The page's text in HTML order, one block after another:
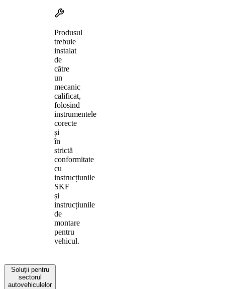
Produsul
trebuie
instalat
de
către
un
mecanic
calificat,
folosind
instrumentele
corecte
și
în
strictă
conformitate
cu
instrucțiunile
SKF
și
instrucțiunile
de
montare
pentru
vehicul.
Soluții pentru
sectorul
autovehiculelor